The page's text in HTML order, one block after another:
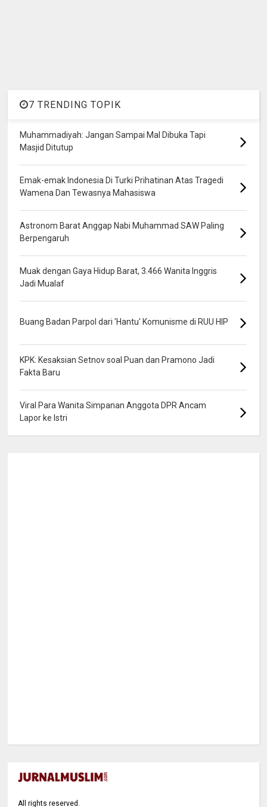
7 TRENDING TOPIK
Muhammadiyah: Jangan Sampai Mal Dibuka Tapi
Masjid Ditutup
Emak-emak Indonesia Di Turki Prihatinan Atas Tragedi
Wamena Dan Tewasnya Mahasiswa
Astronom Barat Anggap Nabi Muhammad SAW Paling
Berpengaruh
Muak dengan Gaya Hidup Barat, 3.466 Wanita Inggris
Jadi Mualaf
Buang Badan Parpol dari 'Hantu' Komunisme di RUU HIP
KPK: Kesaksian Setnov soal Puan dan Pramono Jadi
Fakta Baru
Viral Para Wanita Simpanan Anggota DPR Ancam
Lapor ke Istri
All rights reserved.